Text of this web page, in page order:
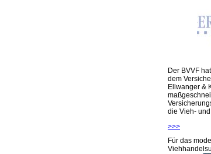
Der BVVF
dem
Ellwanger &
die Vieh-
>>>
Für das